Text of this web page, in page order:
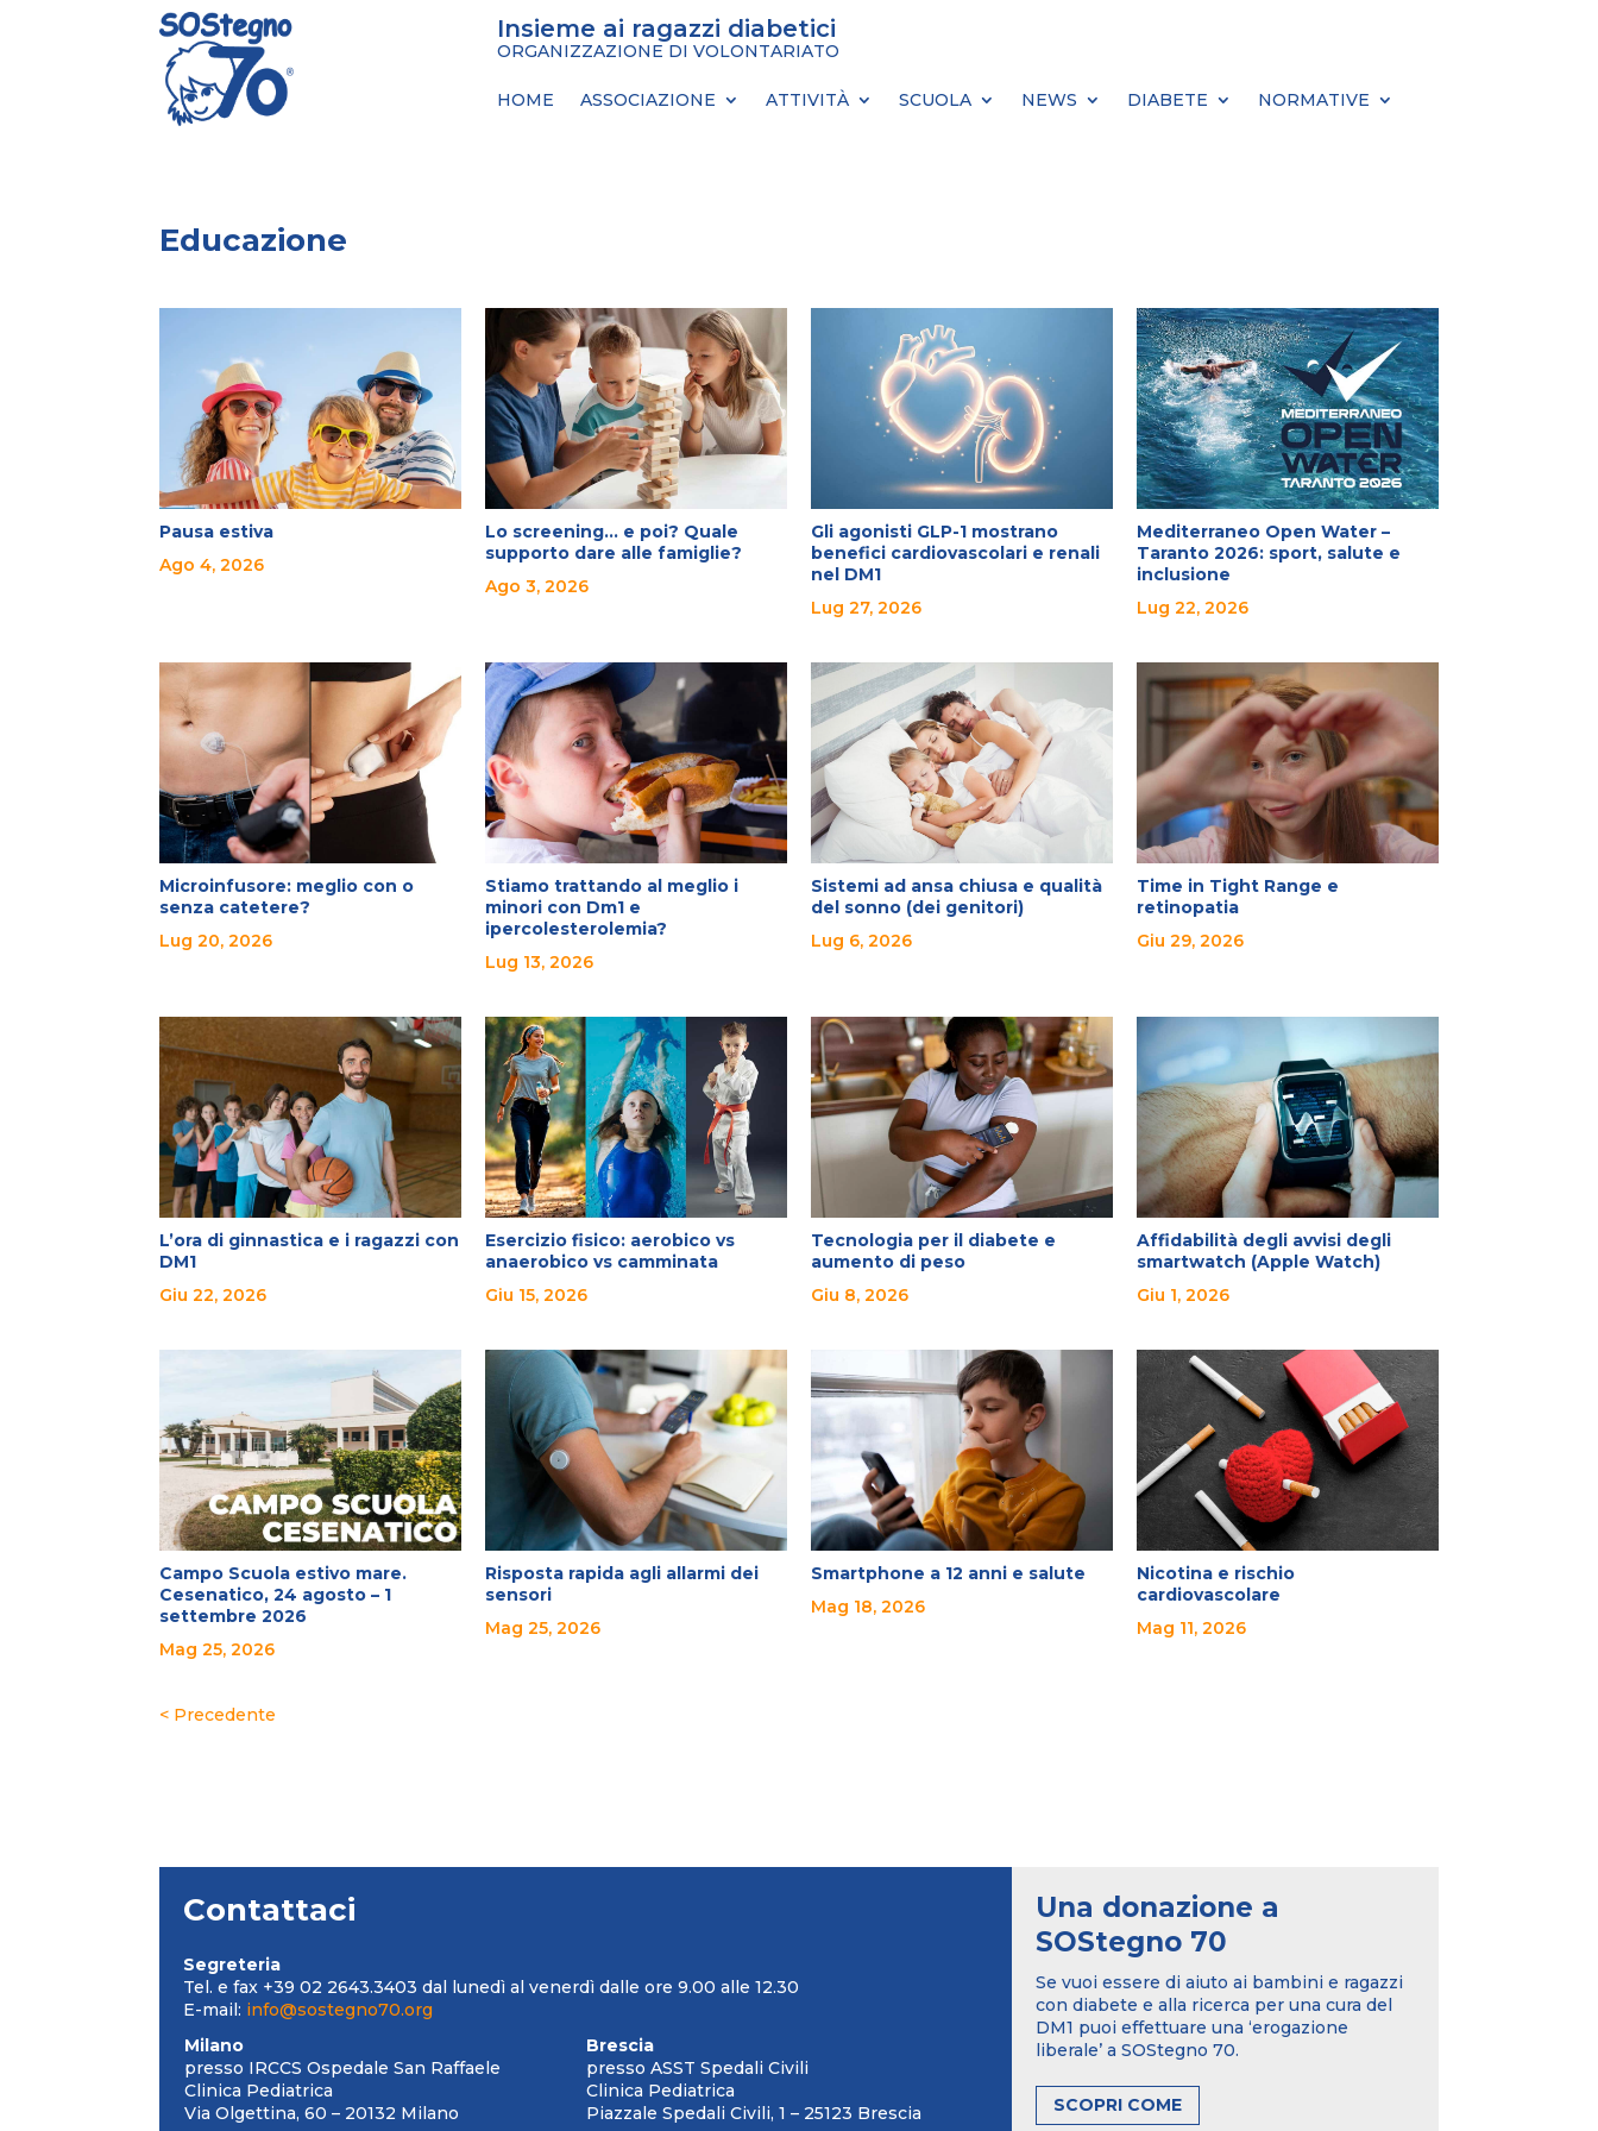
Insieme ai ragazzi diabetici
ORGANIZZAZIONE DI VOLONTARIATO
HOME ASSOCIAZIONE ATTIVITÀ SCUOLA NEWS DIABETE NORMATIVE
Educazione
Pausa estiva
Ago 4, 2026
Lo screening… e poi? Quale
supporto dare alle famiglie?
Ago 3, 2026
Gli agonisti GLP-1 mostrano
benefici cardiovascolari e renali
nel DM1
Lug 27, 2026
Mediterraneo Open Water –
Taranto 2026: sport, salute e
inclusione
Lug 22, 2026
Microinfusore: meglio con o
senza catetere?
Lug 20, 2026
Stiamo trattando al meglio i
minori con Dm1 e
ipercolesterolemia?
Lug 13, 2026
Sistemi ad ansa chiusa e qualità
del sonno (dei genitori)
Lug 6, 2026
Time in Tight Range e
retinopatia
Giu 29, 2026
L’ora di ginnastica e i ragazzi con
DM1
Giu 22, 2026
Esercizio fisico: aerobico vs
anaerobico vs camminata
Giu 15, 2026
Tecnologia per il diabete e
aumento di peso
Giu 8, 2026
Affidabilità degli avvisi degli
smartwatch (Apple Watch)
Giu 1, 2026
Campo Scuola estivo mare.
Cesenatico, 24 agosto – 1
settembre 2026
Mag 25, 2026
Risposta rapida agli allarmi dei
sensori
Mag 25, 2026
Smartphone a 12 anni e salute
Mag 18, 2026
Nicotina e rischio
cardiovascolare
Mag 11, 2026
Contattaci
Segreteria
Tel. e fax +39 02 2643.3403 dal lunedì al venerdì dalle ore 9.00 alle 12.30
E-mail: info@sostegno70.org
Milano
presso IRCCS Ospedale San Raffaele
Clinica Pediatrica
Via Olgettina, 60 – 20132 Milano
Brescia
presso ASST Spedali Civili
Clinica Pediatrica
Piazzale Spedali Civili, 1 – 25123 Brescia
Una donazione a
SOStegno 70
Se vuoi essere di aiuto ai bambini e ragazzi
con diabete e alla ricerca per una cura del
DM1 puoi effettuare una ‘erogazione
liberale’ a SOStegno 70.
SCOPRI COME